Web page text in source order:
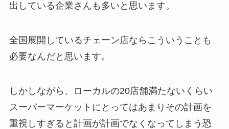
出している企業さんも多いと思います。
全国展開しているチェーン店ならこういうことも
必要なんだと思います。
しかしながら、ローカルの20店舗満たないくらい
スーパーマーケットにとってはあまりその計画を
重視しすぎると計画が計画でなくなってしまう恐